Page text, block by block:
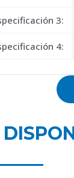
3:
4: